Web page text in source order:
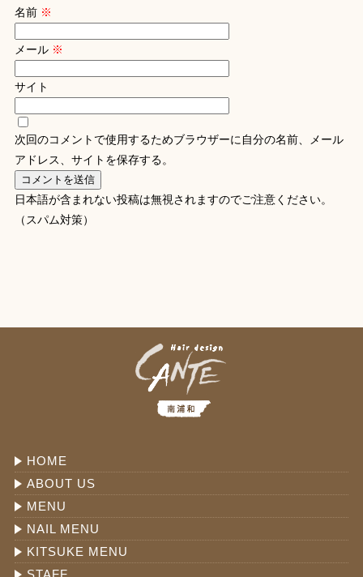
名前 ※
メール ※
サイト
次回のコメントで使用するためブラウザーに自分の名前、メール
アドレス、サイトを保存する。
日本語が含まれない投稿は無視されますのでご注意ください。
（スパム対策）
HOME
ABOUT US
MENU
NAIL MENU
KITSUKE MENU
STAFF